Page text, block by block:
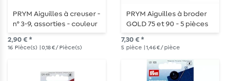
PRYM Aiguilles à creuser -
n° 3-9, assorties - couleur
argentée
2,90 € *
16 Pièce(s) | 0,18 € / Pièce(s)
PRYM Aiguilles à broder
GOLD 75 et 90 - 5 pièces
7,30 € *
5 pièce | 1,46 € / pièce